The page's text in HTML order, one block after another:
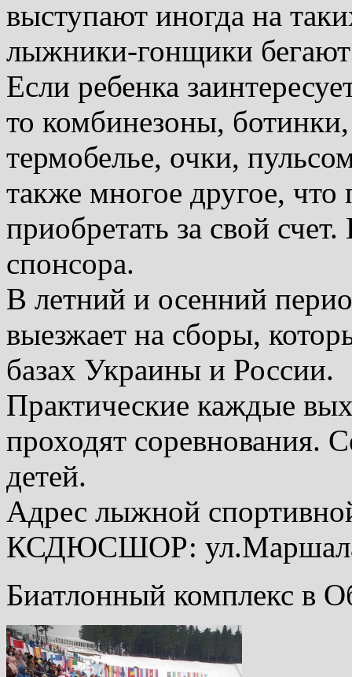
выступают иногда на
лыжники-гонщики
Если ребенка
то комбинезоны,
термобелье, очки,
также многое другое, что
приобретать за свой
спонсора.
В летний и осенний
выезжает на сборы,
базах Украины и России.
Практические каждые
проходят соревнования.
детей.
Адрес лыжной
КСДЮСШОР: ул.Маршала
Биатлонный комплекс в